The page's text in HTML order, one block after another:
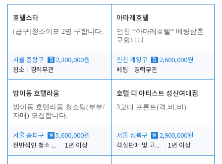
호텔스타
(급구)청소이모 2명 구합니다.
서울 중랑구 월 2,300,000원
청소
경력무관
아마레호텔
인천 *아마레호텔* 베팅삼촌
구합니다.
인천 계양구 월 2,600,000원
베팅
경력무관
방이동 호텔라움
방이동 호텔라움 청소팀(부부/
자매) 모집합니다.
서울 송파구 월 5,600,000원
전반적인 청소 업무(객실청소.객실정리)
1년 이상
호텔 디 아티스트 성신여대점
3교대 프론트(격,비,비)
서울 성북구 월 2,900,000원
객실판매 및 고객응대
1년 이상